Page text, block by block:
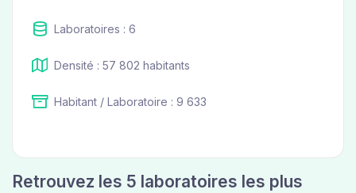
Laboratoires : 6
Densité : 57 802 habitants
Habitant / Laboratoire : 9 633
Retrouvez les 5 laboratoires les plus